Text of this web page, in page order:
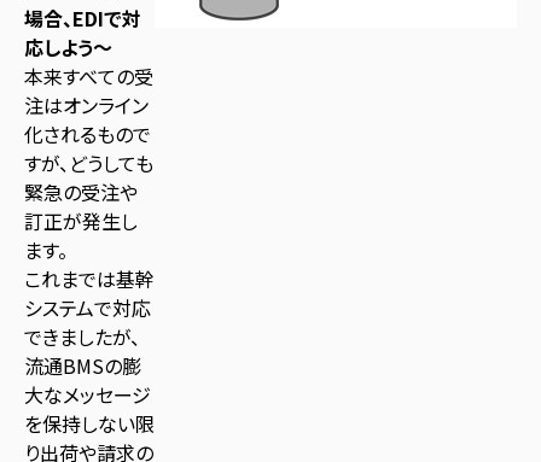
場合、EDIで対
応しよう～
本来すべての受
注はオンライン
化されるもので
すが、どうしても
緊急の受注や
訂正が発生し
ます。
これまでは基幹
システムで対応
できましたが、
流通BMSの膨
大なメッセージ
を保持しない限
り出荷や請求の